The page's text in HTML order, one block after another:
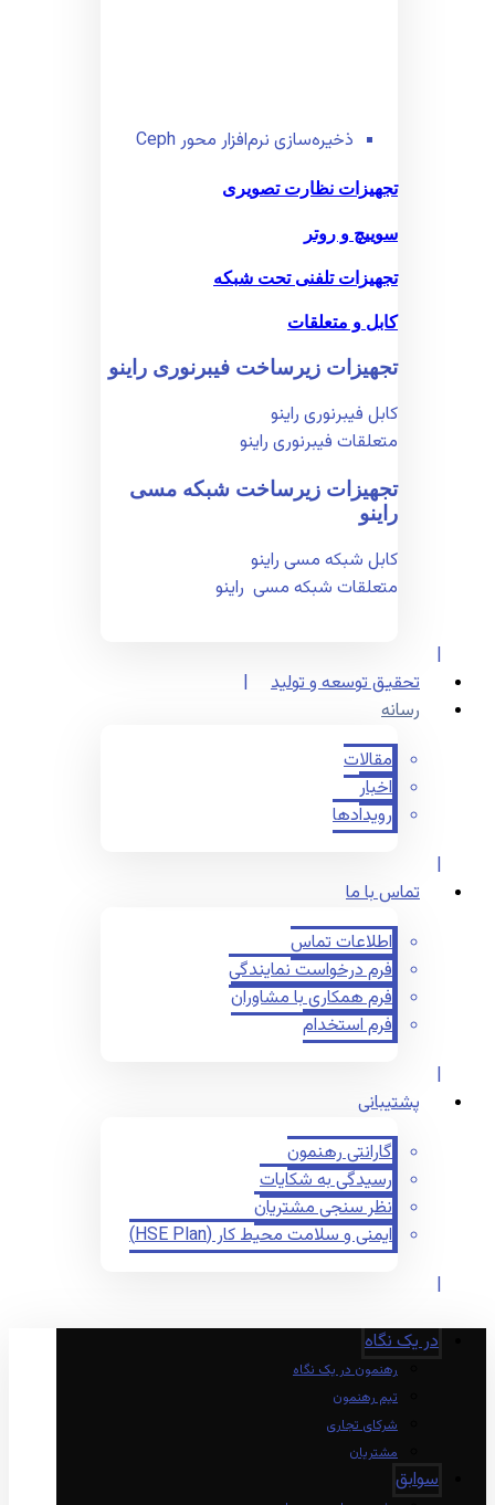
ذخیره‌سازی نرم‌افزار محور Ceph
تجهیزات نظارت تصویری
سوییچ و روتر
تجهیزات تلفنی تحت شبکه
کابل و متعلقات
تجهیزات زیر‌ساخت فیبر‌نوری راینو
کابل فیبر‌نوری راینو
متعلقات فیبر‌نوری راینو
تجهیزات زیر‌ساخت شبکه مسی
راینو
کابل شبکه مسی راینو
متعلقات شبکه مسی راینو
تحقیق توسعه و تولید
رسانه
مقالات
اخبار
رویدادها
تماس با ما
اطلاعات تماس
فرم درخواست نمایندگی
فرم همکاری با مشاوران
فرم استخدام
پشتیبانی
گارانتی رهنمون
رسیدگی به شکایات
نظر سنجی مشتریان
ایمنی و سلامت محیط کار (HSE Plan)
در یک نگاه
رهنمون در یک نگاه
تیم رهنمون
شرکای تجاری
مشتریان
سوابق